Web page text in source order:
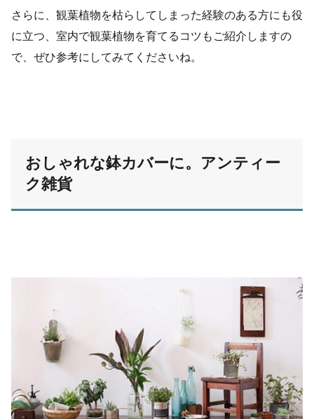
さらに、観葉植物を枯らしてしまった経験のある方にも役
に立つ、室内で観葉植物を育てるコツもご紹介しますの
で、ぜひ参考にしてみてくださいね。
おしゃれな鉢カバーに。アンティー
ク雑貨